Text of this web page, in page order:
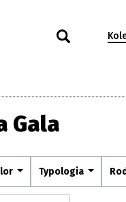
Gala
Typologia